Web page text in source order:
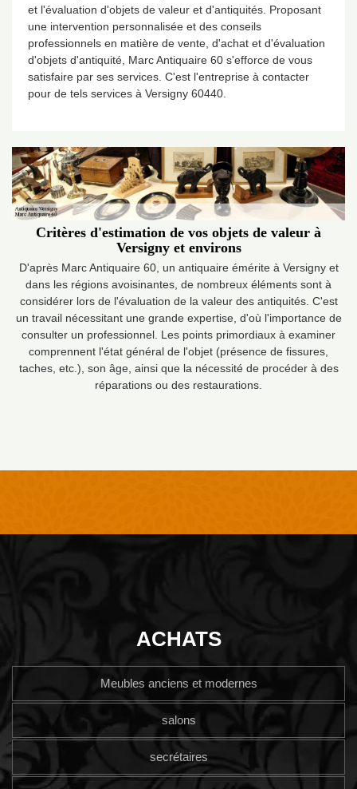
et l'évaluation d'objets de valeur et d'antiquités. Proposant
une intervention personnalisée et des conseils
professionnels en matière de vente, d'achat et d'évaluation
d'objets d'antiquité, Marc Antiquaire 60 s'efforce de vous
satisfaire par ses services. C'est l'entreprise à contacter
pour de tels services à Versigny 60440.
Critères d'estimation de vos objets de valeur à
Versigny et environs
D'après Marc Antiquaire 60, un antiquaire émérite à Versigny et
dans les régions avoisinantes, de nombreux éléments sont à
considérer lors de l'évaluation de la valeur des antiquités. C'est
un travail nécessitant une grande expertise, d'où l'importance de
consulter un professionnel. Les points primordiaux à examiner
comprennent l'état général de l'objet (présence de fissures,
taches, etc.), son âge, ainsi que la nécessité de procéder à des
réparations ou des restaurations.
ACHATS
Meubles anciens et modernes
salons
secrétaires